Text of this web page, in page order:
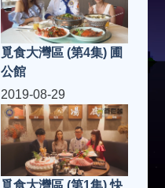
覓食大灣區 (第4集) 圃
公館
2019-08-29
覓食大灣區 (第1集) 快